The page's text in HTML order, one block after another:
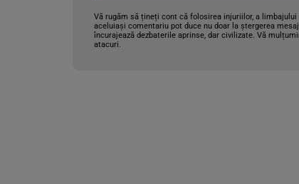
Vă rugăm să țineți cont că folosirea injuriilor, a
aceluiași comentariu pot duce nu doar la ștergerea
încurajează dezbaterile aprinse, dar civilizate. Vă
atacuri.